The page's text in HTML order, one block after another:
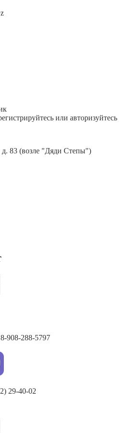
или авторизуйтесь
83 (возле "Дяди Степы")
908-288-5797
29-40-02